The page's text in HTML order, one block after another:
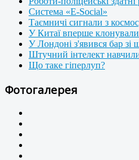
Система «E-Social»
Таємничі сигнали з
У Китаї вперше клонували
У Лондоні з'явився бар зі
Штучний інтелект
Що таке гіперлуп?
Фотогалерея